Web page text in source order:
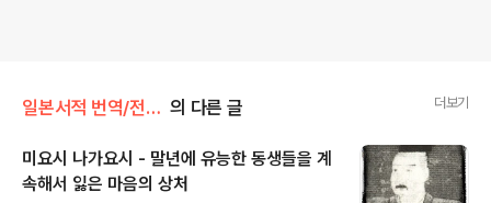
일본서적 번역/전국무장의말년(了) 의 다른 글 더보기
미요시 나가요시 - 말년에 유능한 동생들을 계
속해서 잃은 마음의 상처